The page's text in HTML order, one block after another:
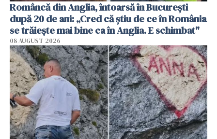
Româncă din Anglia, întoarsă în București
după 20 de ani: „Cred că știu de ce în România
se trăiește mai bine ca în Anglia. E schimbat"
08 AUGUST 2026